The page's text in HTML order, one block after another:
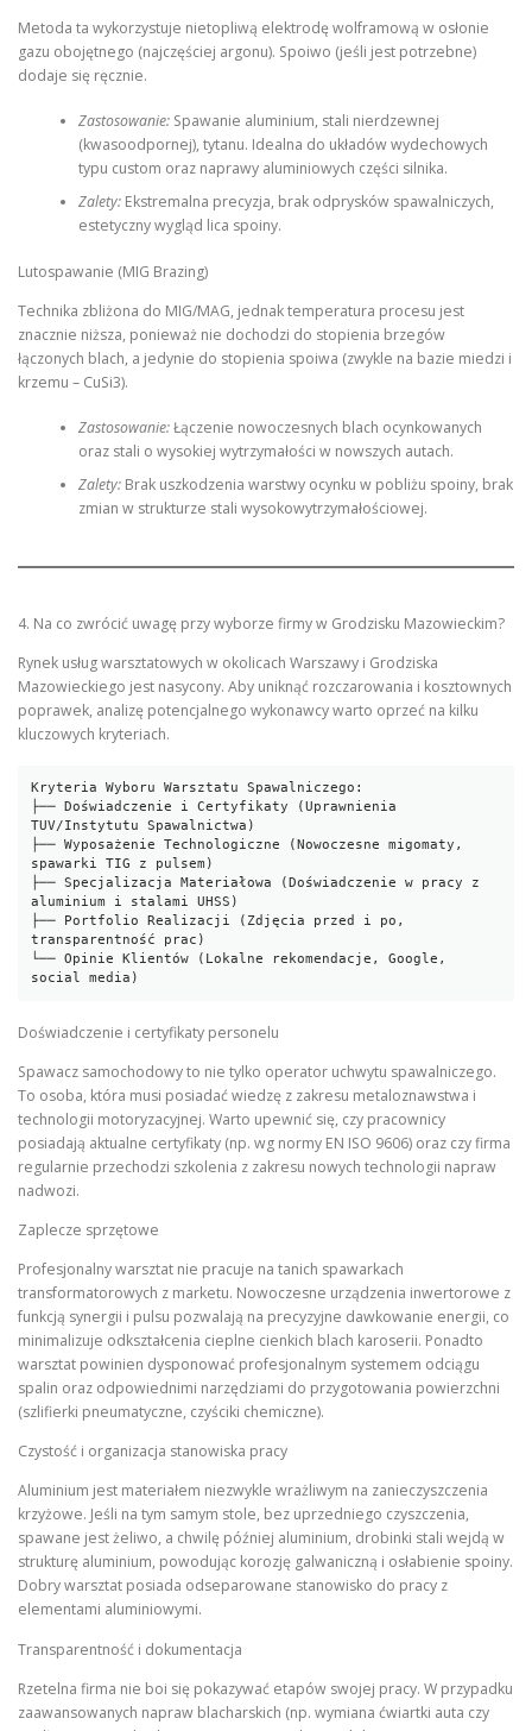
Metoda ta wykorzystuje nietopliwą elektrodę wolframową w osłonie
gazu obojętnego (najczęściej argonu). Spoiwo (jeśli jest potrzebne)
dodaje się ręcznie.
Zastosowanie:Spawanie aluminium, stali nierdzewnej
(kwasoodpornej), tytanu. Idealna do układów wydechowych
typu custom oraz naprawy aluminiowych części silnika.
Zalety:Ekstremalna precyzja, brak odprysków spawalniczych,
estetyczny wygląd lica spoiny.
Lutospawanie (MIG Brazing)
Technika zbliżona do MIG/MAG, jednak temperatura procesu jest
znacznie niższa, ponieważ nie dochodzi do stopienia brzegów
łączonych blach, a jedynie do stopienia spoiwa (zwykle na bazie miedzi i
krzemu – CuSi3).
Zastosowanie:Łączenie nowoczesnych blach ocynkowanych
oraz stali o wysokiej wytrzymałości w nowszych autach.
Zalety:Brak uszkodzenia warstwy ocynku w pobliżu spoiny, brak
zmian w strukturze stali wysokowytrzymałościowej.
4. Na co zwrócić uwagę przy wyborze firmy w Grodzisku Mazowieckim?
Rynek usług warsztatowych w okolicach Warszawy i Grodziska
Mazowieckiego jest nasycony. Aby uniknąć rozczarowania i kosztownych
poprawek, analizę potencjalnego wykonawcy warto oprzeć na kilku
kluczowych kryteriach.
Kryteria Wyboru Warsztatu Spawalniczego:
├── Doświadczenie i Certyfikaty (Uprawnienia
TUV/Instytutu Spawalnictwa)
├── Wyposażenie Technologiczne (Nowoczesne migomaty,
spawarki TIG z pulsem)
├── Specjalizacja Materiałowa (Doświadczenie w pracy z
aluminium i stalami UHSS)
├── Portfolio Realizacji (Zdjęcia przed i po,
transparentność prac)
└── Opinie Klientów (Lokalne rekomendacje, Google,
Doświadczenie i certyfikaty personelu
Spawacz samochodowy to nie tylko operator uchwytu spawalniczego.
To osoba, która musi posiadać wiedzę z zakresu metaloznawstwa i
technologii motoryzacyjnej. Warto upewnić się, czy pracownicy
posiadają aktualne certyfikaty (np. wg normy EN ISO 9606) oraz czy firma
regularnie przechodzi szkolenia z zakresu nowych technologii napraw
nadwozi.
Zaplecze sprzętowe
Profesjonalny warsztat nie pracuje na tanich spawarkach
transformatorowych z marketu. Nowoczesne urządzenia inwertorowe z
funkcją synergii i pulsu pozwalają na precyzyjne dawkowanie energii, co
minimalizuje odkształcenia cieplne cienkich blach karoserii. Ponadto
warsztat powinien dysponować profesjonalnym systemem odciągu
spalin oraz odpowiednimi narzędziami do przygotowania powierzchni
(szlifierki pneumatyczne, czyściki chemiczne).
Czystość i organizacja stanowiska pracy
Aluminium jest materiałem niezwykle wrażliwym na zanieczyszczenia
krzyżowe. Jeśli na tym samym stole, bez uprzedniego czyszczenia,
spawane jest żeliwo, a chwilę później aluminium, drobinki stali wejdą w
strukturę aluminium, powodując korozję galwaniczną i osłabienie spoiny.
Dobry warsztat posiada odseparowane stanowisko do pracy z
elementami aluminiowymi.
Transparentność i dokumentacja
Rzetelna firma nie boi się pokazywać etapów swojej pracy. W przypadku
zaawansowanych napraw blacharskich (np. wymiana ćwiartki auta czy